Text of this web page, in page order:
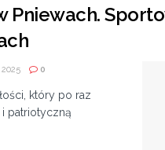
Pniewach.
0
który po raz
i patriotyczną